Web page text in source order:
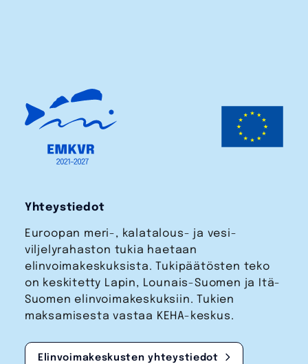
Yhteystiedot
Euroopan meri-, kalatalous- ja vesi­
viljelyrahaston tukia haetaan
elinvoimakeskuksista. Tukipäätösten teko
on keskitetty Lapin, Lounais-Suomen ja Itä-
Suomen elinvoimakeskuksiin. Tukien
maksamisesta vastaa KEHA-keskus.
Elinvoimakeskusten yhteystiedot